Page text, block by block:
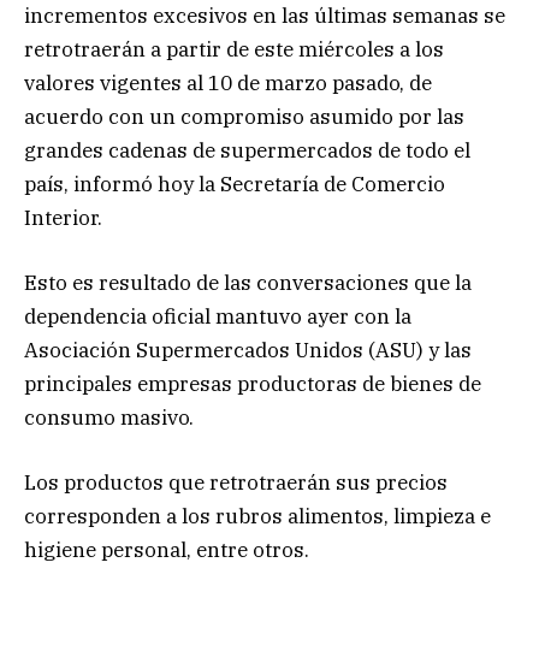
incrementos excesivos en las últimas semanas se
retrotraerán a partir de este miércoles a los
valores vigentes al 10 de marzo pasado, de
acuerdo con un compromiso asumido por las
grandes cadenas de supermercados de todo el
país, informó hoy la Secretaría de Comercio
Interior.
Esto es resultado de las conversaciones que la
dependencia oficial mantuvo ayer con la
Asociación Supermercados Unidos (ASU) y las
principales empresas productoras de bienes de
consumo masivo.
Los productos que retrotraerán sus precios
corresponden a los rubros alimentos, limpieza e
higiene personal, entre otros.